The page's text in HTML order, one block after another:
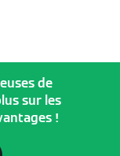
de
sur les
!